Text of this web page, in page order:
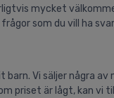
mycket
som du vill ha
Vi säljer några av
priset är lågt, kan vi